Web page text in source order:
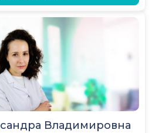
Владимировна